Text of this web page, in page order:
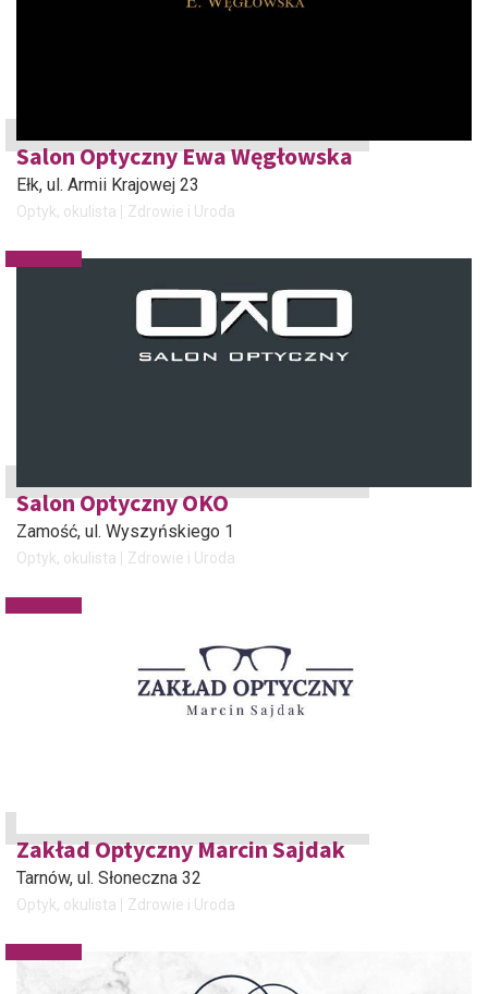
Salon Optyczny Ewa Węgłowska
Ełk, ul. Armii Krajowej 23
Optyk, okulista Zdrowie i Uroda
Salon Optyczny OKO
Zamość, ul. Wyszyńskiego 1
Optyk, okulista Zdrowie i Uroda
Zakład Optyczny Marcin Sajdak
Tarnów, ul. Słoneczna 32
Optyk, okulista Zdrowie i Uroda